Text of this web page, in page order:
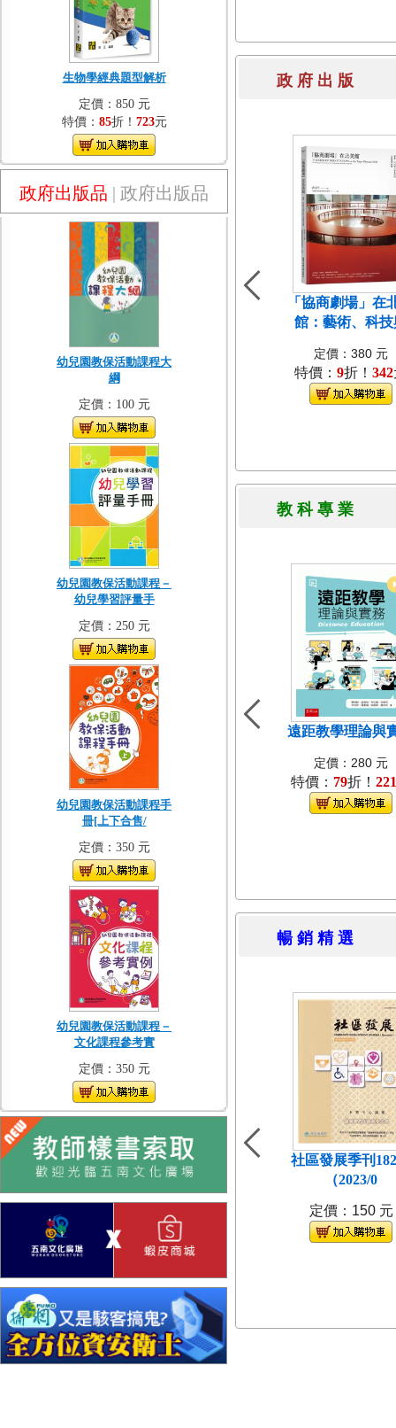
生物學經典題型解析
定價：850 元
特價： 85折！ 723元
政府出版品 | 政府出版品
幼兒園教保活動課程大
綱
定價：100 元
幼兒園教保活動課程－
幼兒學習評量手
定價：250 元
幼兒園教保活動課程手
冊[上下合售/
定價：350 元
幼兒園教保活動課程－
文化課程參考實
定價：350 元
政 府 出
「協商劇場」在
館：藝術、科技
定價：380 元
特價： 9折！ 342
教 科 專
遠距教學理論與
定價：280 元
特價： 79折！ 221
暢 銷 精
社區發展季刊
（2023/0
定價：150 元